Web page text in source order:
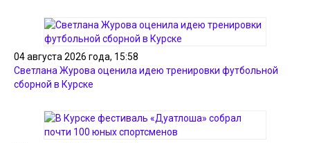
04 августа 2026 года, 15:58
Светлана Журова оценила идею тренировки футбольной
сборной в Курске